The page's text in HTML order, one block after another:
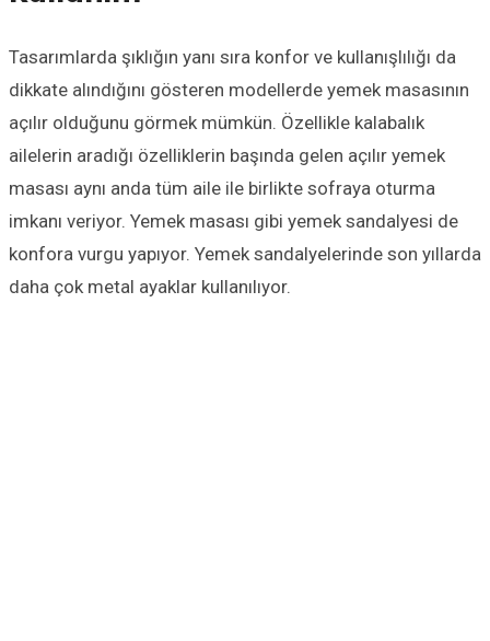
Tasarımlarda şıklığın yanı sıra konfor ve kullanışlılığı da
dikkate alındığını gösteren modellerde yemek masasının
açılır olduğunu görmek mümkün. Özellikle kalabalık
ailelerin aradığı özelliklerin başında gelen açılır yemek
masası aynı anda tüm aile ile birlikte sofraya oturma
imkanı veriyor. Yemek masası gibi yemek sandalyesi de
konfora vurgu yapıyor. Yemek sandalyelerinde son yıllarda
daha çok metal ayaklar kullanılıyor.